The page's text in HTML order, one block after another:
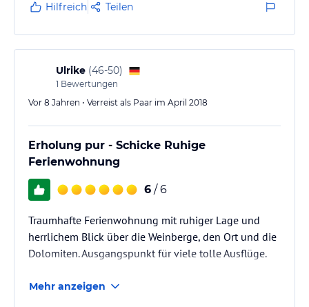
Hilfreich Teilen
Ulrike (46-50)
1 Bewertungen
Vor 8 Jahren • Verreist als Paar im April 2018
Erholung pur - Schicke Ruhige
Ferienwohnung
6 / 6
Traumhafte Ferienwohnung mit ruhiger Lage und
herrlichem Blick über die Weinberge, den Ort und die
Dolomiten. Ausgangspunkt für viele tolle Ausflüge.
Mehr anzeigen